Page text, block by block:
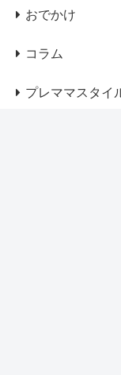
おでかけ
コラム
プレママスタイ